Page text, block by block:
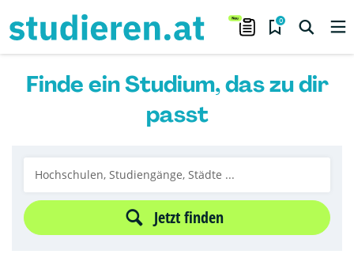
0
Finde ein Studium, das zu dir
passt
Jetzt finden